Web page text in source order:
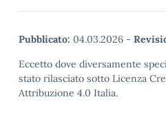
Pubblicato: 04.03.2026 -
Eccetto dove diversamente
stato rilasciato sotto Licenza
Attribuzione 4.0 Italia.